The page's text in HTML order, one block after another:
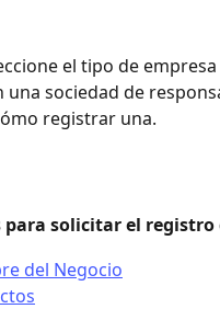
el tipo de
una sociedad de
registrar una.
para solicitar el registro
del Negocio